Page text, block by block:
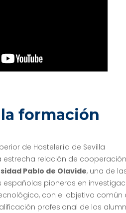
formación
de Hostelería de Sevilla
estrecha relación de cooperación
Pablo de Olavide, una de
españolas pioneras en
con el objetivo común
profesional de los